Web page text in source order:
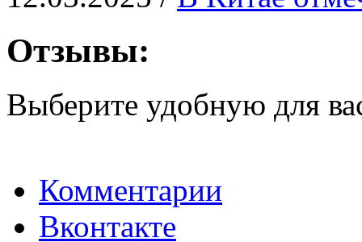
Отзывы:
Выберите удобную для
Комментарии
Вконтакте